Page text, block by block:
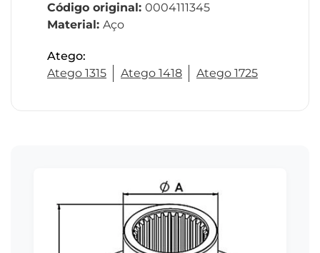
Código original: 0004111345
Material: Aço
Atego:
Atego 1315
Atego 1418 Atego 1725